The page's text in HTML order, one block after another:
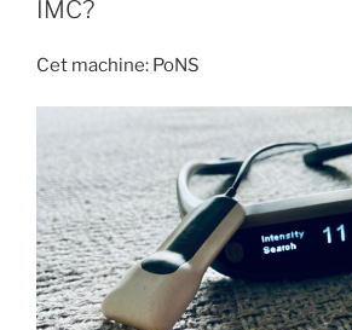
IMC?
Cet machine: PoNS